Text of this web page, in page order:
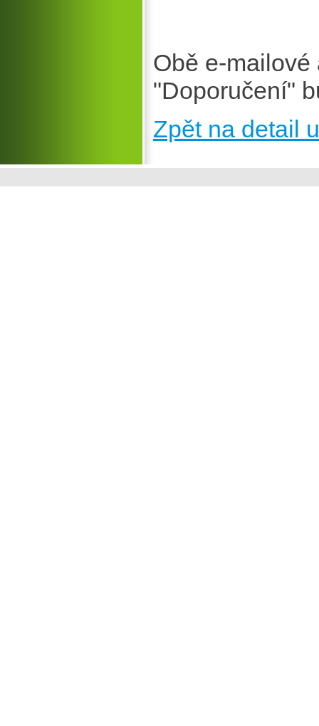
Obě e-
"Doporučení"
Zpět na detail